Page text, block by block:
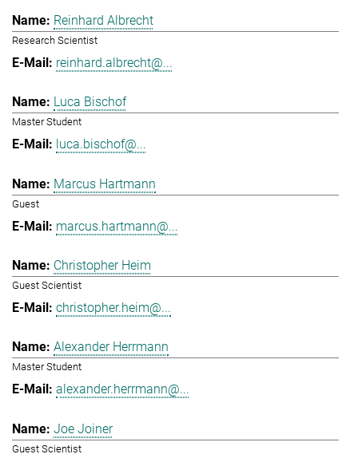
Reinhard Albrecht
Research Scientist
reinhard.albrecht@...
Luca Bischof
Master Student
luca.bischof@...
Marcus Hartmann
Guest
marcus.hartmann@...
Christopher Heim
Guest Scientist
christopher.heim@...
Alexander Herrmann
Master Student
alexander.herrmann@...
Joe Joiner
Guest Scientist